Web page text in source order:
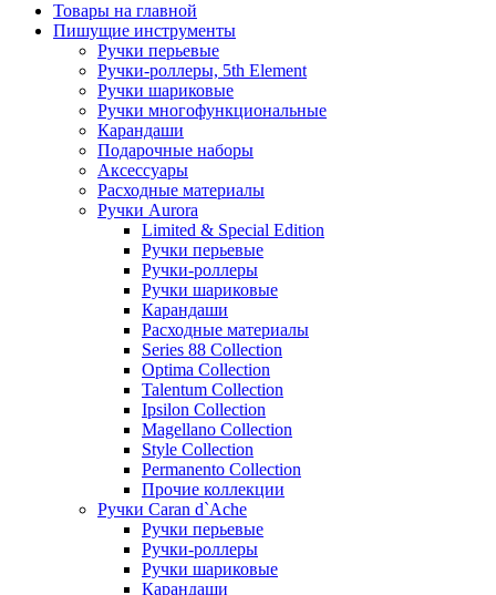
Товары на главной
Пишущие инструменты
Ручки перьевые
Ручки-роллеры, 5th Element
Ручки шариковые
Ручки многофункциональные
Карандаши
Подарочные наборы
Аксессуары
Расходные материалы
Ручки Aurora
Limited & Special Edition
Ручки перьевые
Ручки-роллеры
Ручки шариковые
Карандаши
Расходные материалы
Series 88 Collection
Optima Collection
Talentum Collection
Ipsilon Collection
Magellano Collection
Style Collection
Permanento Collection
Прочие коллекции
Ручки Caran d`Ache
Ручки перьевые
Ручки-роллеры
Ручки шариковые
Карандаши